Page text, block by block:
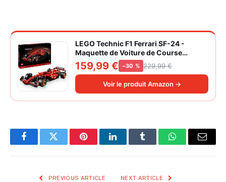
LEGO Technic F1 Ferrari SF-24 -
Maquette de Voiture de Course
Collector à Échelle 1/8 - Décoration -
Inclut Moteur V6, Boîte de Vitesses,
DRS et Volant - Idée de Cadeau pour
Adulte et Adolescent 42207
159,99 € −30 % 229,99 €
Voir le produit Amazon →
FacebookTwitter PinterestLinkedInTumblr WhatsAppEmail
PREVIOUS ARTICLE NEXT ARTICLE